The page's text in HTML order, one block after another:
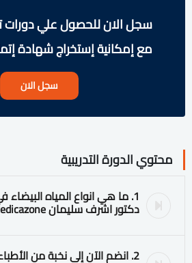
سجل الان للحصول علي دورات
مع إمكانية إستخراج شهادة
سجل الان
محتوي الدورة التدريبية
1. ما هي انواع المياه البيضاء
دكتور اشرف سليمان Medicazone
2. انضم الآن إلى نخبة من